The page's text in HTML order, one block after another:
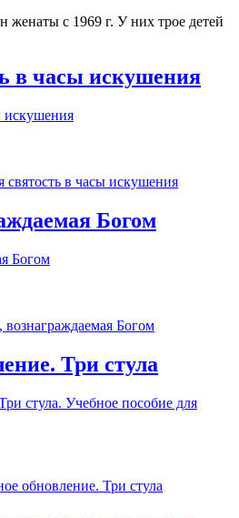
с 1969 г. У них трое детей
в часы искушения
святость в часы искушения
Богом
Богом
Три стула
обновление. Три стула